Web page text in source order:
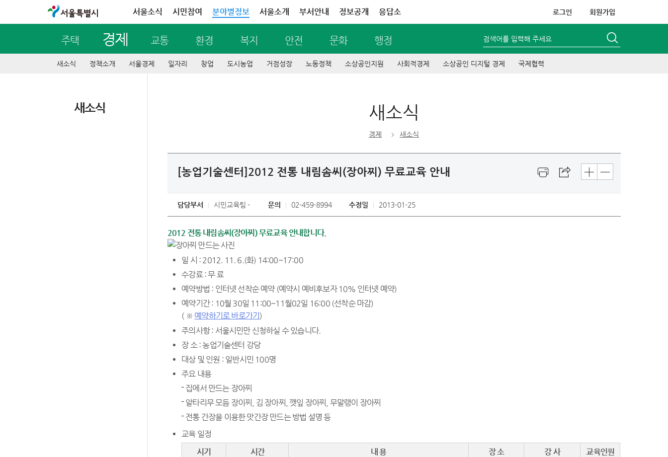
서울특별시 서울소식 시민참여 분야별정보 서울소개 부서안내 정보공개 응답소 로그인 회원가입
주택 경제 교통 환경 복지 안전 문화 행정 검색어를 입력해 주세요
새소식 정책소개 서울경제 일자리 창업 도시농업 거점성장 노동정책 소상공인지원 사회적경제 소상공인 디지털 경제 국제협력
새소식 새소식
경제 새소식
[농업기술센터]2012 전통 내림솜씨(장아찌) 무료교육 안내
담당부서 시민교육팀 문의 02-459-8994 수정일 2013-01-25
2012 전통 내림솜씨(장아찌) 무료교육 안내합니다.
일 시 : 2012. 11. 6.(화) 14:00~17:00
수강료 : 무 료
예약방법 : 인터넷 선착순 예약 (예약시 예비후보자 10% 인터넷 예약)
예약기간 : 10월 30일 11:00~11월02일 16:00 (선착순 마감)
( ※ 예약하기로 바로가기 )
주의사항 : 서울시민만 신청하실 수 있습니다.
장 소 : 농업기술센터 강당
대상 및 인원 : 일반시민 100명
주요 내용
집에서 만드는 장아찌
알타리무 모듬 장이찌, 김 장아찌, 깻잎 장아찌, 무말랭이 장아찌
전통 간장을 이용한 맛간장 만드는 방법 설명 등
교육 일정
시기
시간 내 용 장 소 강 사 교육인원